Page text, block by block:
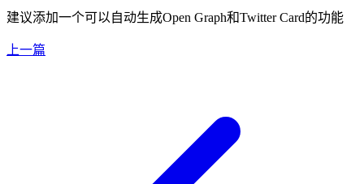
建议添加一个可以自动生成Open Graph和Twitter Card的功能
上一篇